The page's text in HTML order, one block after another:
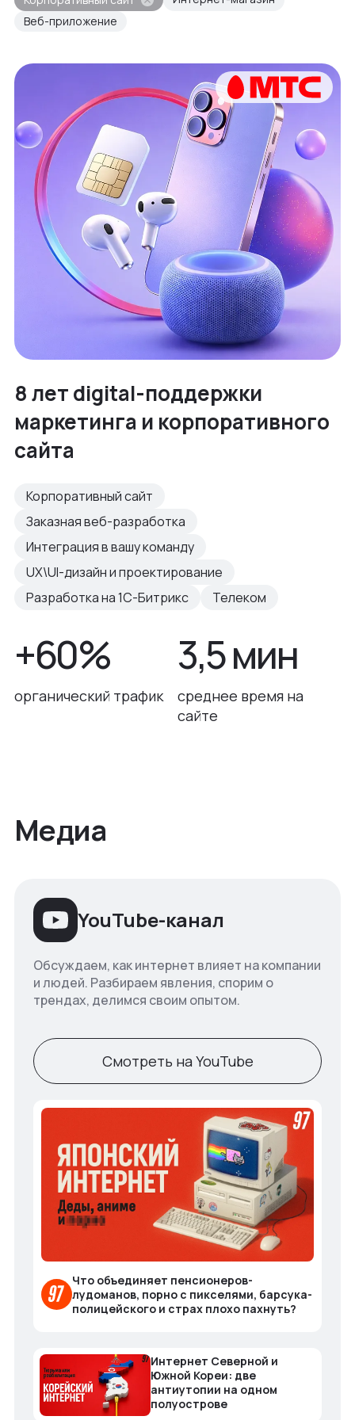
Веб-приложение
8 лет digital-поддержки
маркетинга и корпоративного
сайта
Корпоративный сайт
Заказная веб-разработка
Интеграция в вашу команду
UX\UI-дизайн и проектирование
Разработка на 1С-Битрикс
Телеком
+60%
органический трафик
3,5 мин
среднее время на
сайте
Медиа
YouTube-канал
Обсуждаем, как интернет влияет на компании
и людей. Разбираем явления, спорим о
трендах, делимся своим опытом.
Смотреть на YouTube
Что объединяет пенсионеров-
лудоманов, порно с пикселями, барсука-
полицейского и страх плохо пахнуть?
Интернет Северной и
Южной Кореи: две
антиутопии на одном
полуострове